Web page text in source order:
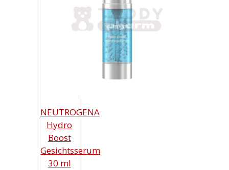
NEUTROGENA
Hydro
Boost
Gesichtsserum
30 ml